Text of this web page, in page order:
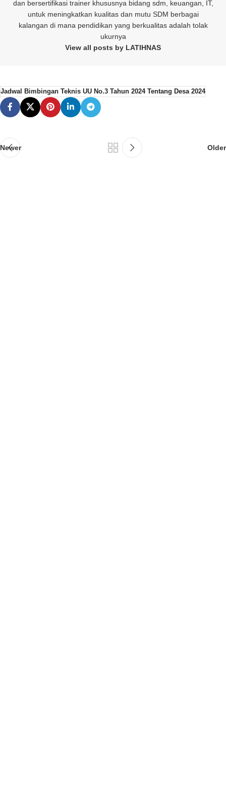
dan bersertifikasi trainer khususnya bidang sdm, keuangan, IT,
untuk meningkatkan kualitas dan mutu SDM berbagai
kalangan di mana pendidikan yang berkualitas adalah tolak
ukurnya
View all posts by LATIHNAS
Jadwal Bimbingan Teknis UU No.3 Tahun 2024 Tentang Desa 2024
Newer Older